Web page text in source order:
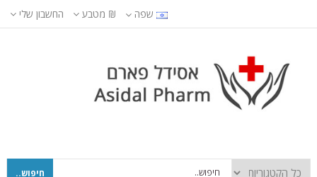
שפה ₪ מטבע החשבון שלי
חיפוש..